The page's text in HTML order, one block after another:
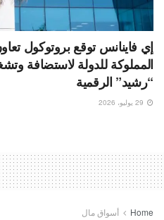
إي فاينانس توقع بروتوكول
المملوكة للدولة لاستضافة
“رشيد” الرقمية
Home أسواق مال